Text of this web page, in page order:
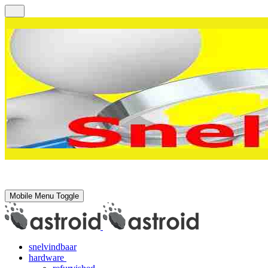
Mobile Menu Toggle
snelvindbaar
hardware